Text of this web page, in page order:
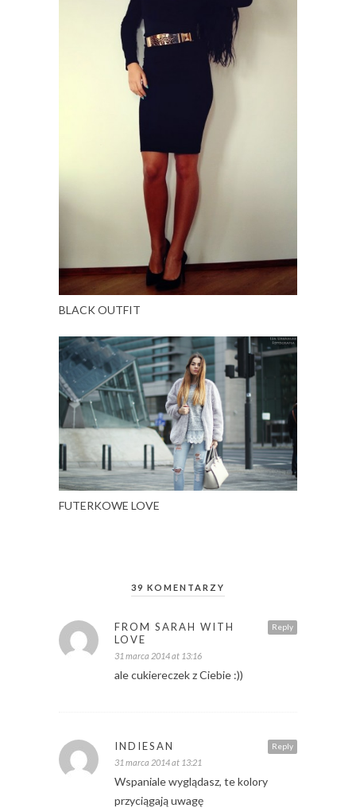
BLACK OUTFIT
FUTERKOWE LOVE
39 KOMENTARZY
Reply
FROM SARAH WITH
LOVE
31 marca 2014 at 13:16
ale cukiereczek z Ciebie :))
Reply
INDIESAN
31 marca 2014 at 13:21
Wspaniale wyglądasz, te kolory
przyciągają uwagę